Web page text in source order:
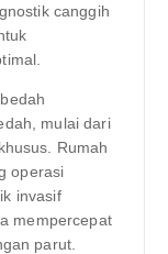
canggih
mulai dari
Rumah
operasi
invasif
mempercepat
parut.